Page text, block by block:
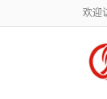
欢迎